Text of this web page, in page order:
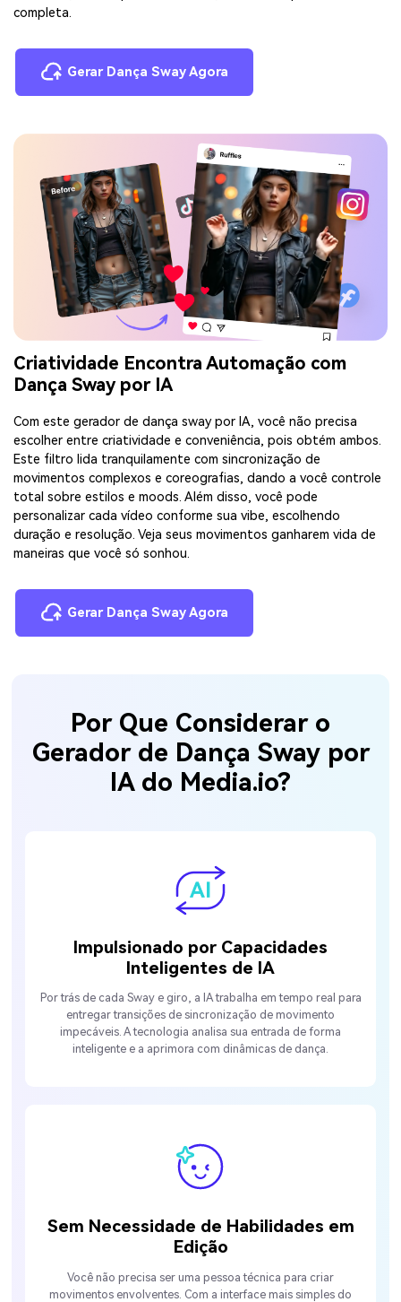
completa.
Gerar Dança Sway Agora
Criatividade Encontra Automação com
Dança Sway por IA
Com este gerador de dança sway por IA, você não precisa
escolher entre criatividade e conveniência, pois obtém ambos.
Este filtro lida tranquilamente com sincronização de
movimentos complexos e coreografias, dando a você controle
total sobre estilos e moods. Além disso, você pode
personalizar cada vídeo conforme sua vibe, escolhendo
duração e resolução. Veja seus movimentos ganharem vida de
maneiras que você só sonhou.
Gerar Dança Sway Agora
Por Que Considerar o
Gerador de Dança Sway por
IA do Media.io?
Impulsionado por Capacidades
Inteligentes de IA
Por trás de cada Sway e giro, a IA trabalha em tempo real para
entregar transições de sincronização de movimento
impecáveis. A tecnologia analisa sua entrada de forma
inteligente e a aprimora com dinâmicas de dança.
Sem Necessidade de Habilidades em
Edição
Você não precisa ser uma pessoa técnica para criar
movimentos envolventes. Com a interface mais simples do